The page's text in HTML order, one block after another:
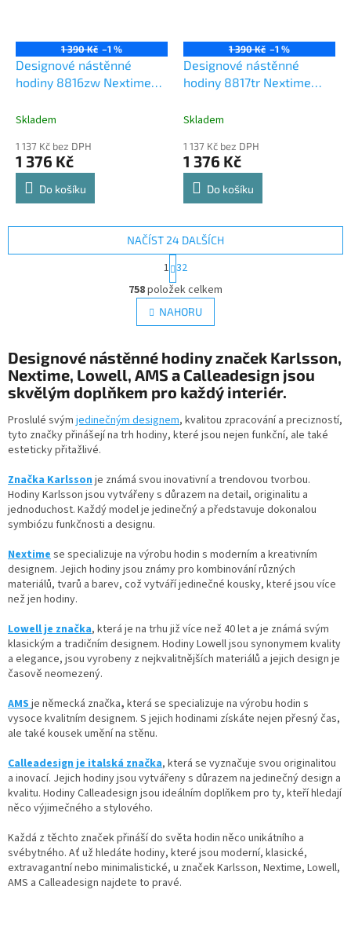
1 390 Kč –1 %
Designové nástěnné
hodiny 8816zw Nextime
Skladem
1 137 Kč bez DPH
1 376 Kč
Do košíku
1 390 Kč –1 %
Designové nástěnné
hodiny 8817tr Nextime
Skladem
1 137 Kč bez DPH
1 376 Kč
Do košíku
O
v
l
á
a
c
í
p
r
v
v
ý
p
u
NAČÍST 24 DALŠÍCH
S
t
r
á
n
k
v
á
n
í
1 32
758položek celkem
NAHORU
Designové nástěnné hodiny značek Karlsson,
Nextime, Lowell, AMS a Calleadesign jsou
skvělým doplňkem pro každý interiér.
Proslulé svým jedinečným designem, kvalitou zpracování a precizností,
tyto značky přinášejí na trh hodiny, které jsou nejen funkční, ale také
esteticky přitažlivé.
Značka Karlssonje známá svou inovativní a trendovou tvorbou.
Hodiny Karlsson jsou vytvářeny s důrazem na detail, originalitu a
jednoduchost. Každý model je jedinečný a představuje dokonalou
symbiózu funkčnosti a designu.
Nextimese specializuje na výrobu hodin s moderním a kreativním
designem. Jejich hodiny jsou známy pro kombinování různých
materiálů, tvarů a barev, což vytváří jedinečné kousky, které jsou více
než jen hodiny.
Lowell je značka, která je na trhu již více než 40 let a je známá svým
klasickým a tradičním designem. Hodiny Lowell jsou synonymem kvality
a elegance, jsou vyrobeny z nejkvalitnějších materiálů a jejich design je
časově neomezený.
AMSje německá značka, která se specializuje na výrobu hodin s
vysoce kvalitním designem. S jejich hodinami získáte nejen přesný čas,
ale také kousek umění na stěnu.
Calleadesign je italská značka, která se vyznačuje svou originalitou
a inovací. Jejich hodiny jsou vytvářeny s důrazem na jedinečný design a
kvalitu. Hodiny Calleadesign jsou ideálním doplňkem pro ty, kteří hledají
něco výjimečného a stylového.
Každá z těchto značek přináší do světa hodin něco unikátního a
svébytného. Ať už hledáte hodiny, které jsou moderní, klasické,
extravagantní nebo minimalistické, u značek Karlsson, Nextime, Lowell,
AMS a Calleadesign najdete to pravé.